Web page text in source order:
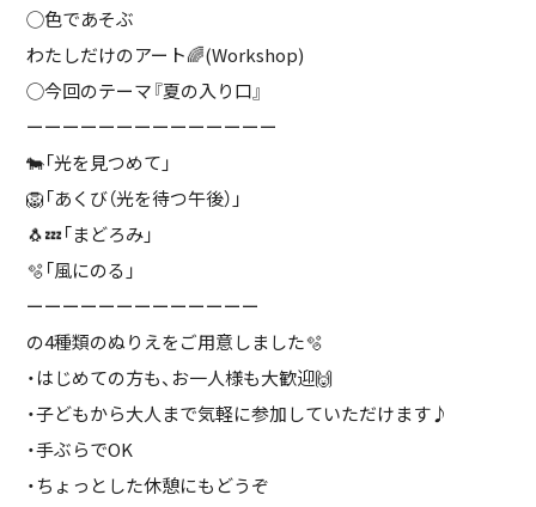
◯色であそぶ
わたしだけのアート🌈(Workshop)
◯今回のテーマ『夏の入り口』
ーーーーーーーーーーーーーー
🐄「光を見つめて」
🦁「あくび（光を待つ午後）」
🐧💤「まどろみ」
🫧「風にのる」
ーーーーーーーーーーーーー
の4種類のぬりえをご用意しました🫧
・はじめての方も、お一人様も大歓迎🙌
・子どもから大人まで気軽に参加していただけます♪
・手ぶらでOK
・ちょっとした休憩にもどうぞ